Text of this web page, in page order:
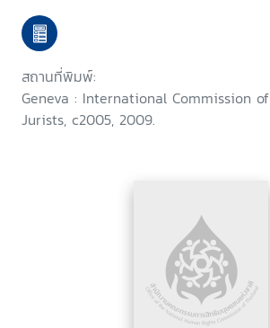
สถานที่พิมพ์:
Geneva : International Commission of
Jurists, c2005, 2009.